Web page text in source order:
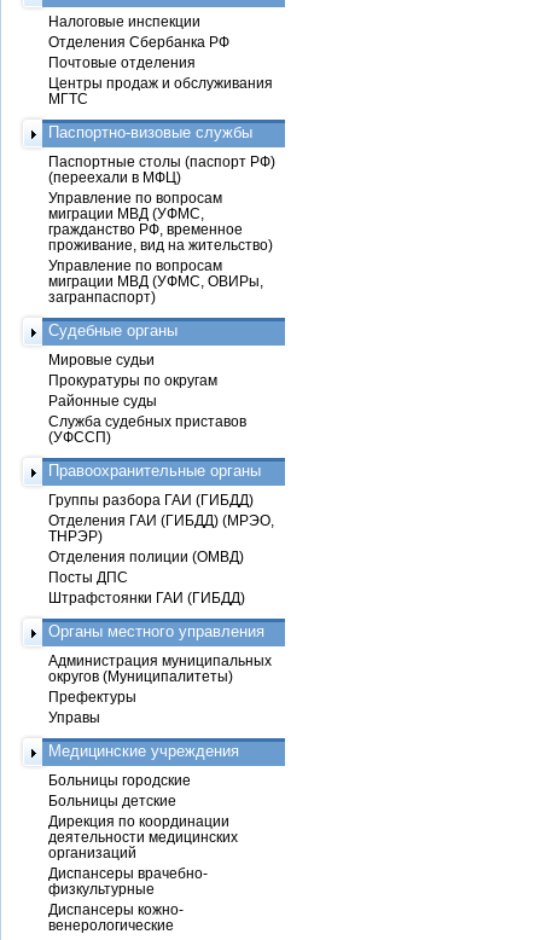
Налоговые инспекции
Отделения Сбербанка РФ
Почтовые отделения
Центры продаж и обслуживания
МГТС
Паспортно-визовые службы
Паспортные столы (паспорт РФ)
(переехали в МФЦ)
Управление по вопросам
миграции МВД (УФМС,
гражданство РФ, временное
проживание, вид на жительство)
Управление по вопросам
миграции МВД (УФМС, ОВИРы,
загранпаспорт)
Судебные органы
Мировые судьи
Прокуратуры по округам
Районные суды
Служба судебных приставов
(УФССП)
Правоохранительные органы
Группы разбора ГАИ (ГИБДД)
Отделения ГАИ (ГИБДД) (МРЭО,
ТНРЭР)
Отделения полиции (ОМВД)
Посты ДПС
Штрафстоянки ГАИ (ГИБДД)
Органы местного управления
Администрация муниципальных
округов (Муниципалитеты)
Префектуры
Управы
Медицинские учреждения
Больницы городские
Больницы детские
Дирекция по координации
деятельности медицинских
организаций
Диспансеры врачебно-
физкультурные
Диспансеры кожно-
венерологические